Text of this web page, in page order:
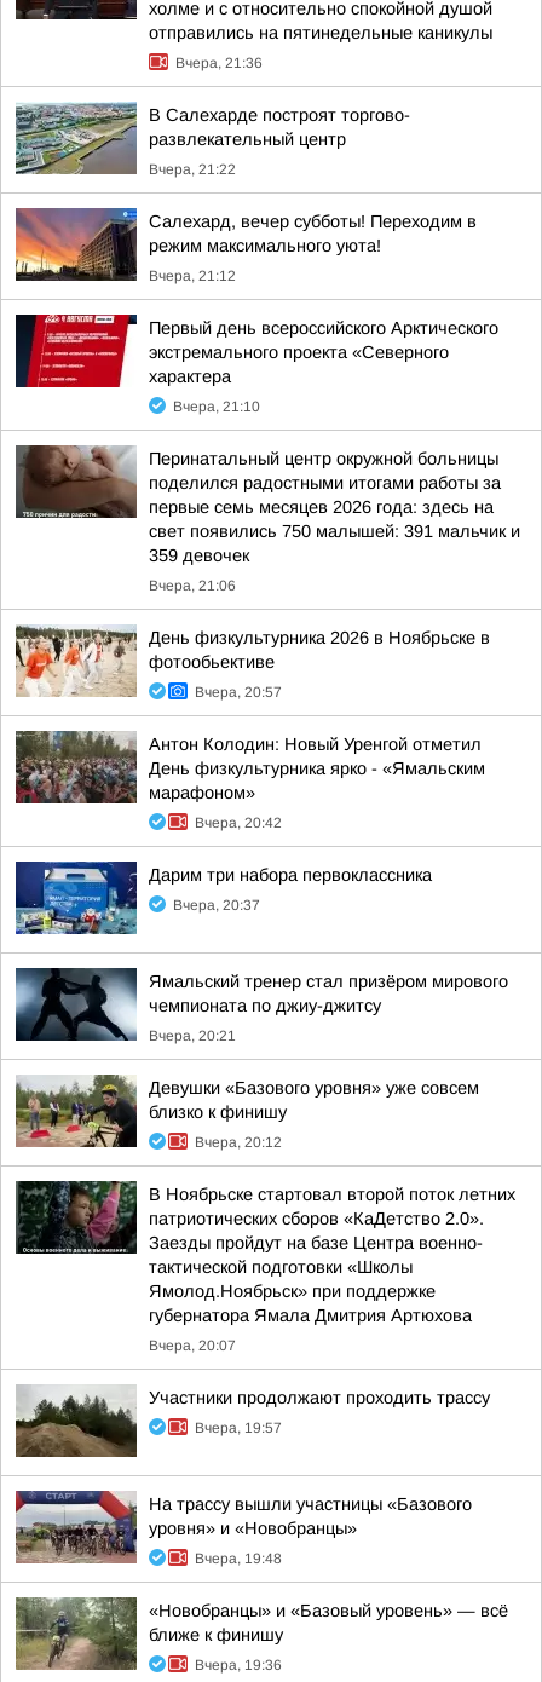
холме и с относительно спокойной душой
отправились на пятинедельные каникулы
Вчера, 21:36
В Салехарде построят торгово-
развлекательный центр
Вчера, 21:22
Салехард, вечер субботы! Переходим в
режим максимального уюта!
Вчера, 21:12
Первый день всероссийского Арктического
экстремального проекта «Северного
характера
Вчера, 21:10
Перинатальный центр окружной больницы
поделился радостными итогами работы за
первые семь месяцев 2026 года: здесь на
свет появились 750 малышей: 391 мальчик и
359 девочек
Вчера, 21:06
День физкультурника 2026 в Ноябрьске в
фотообьективе
Вчера, 20:57
Антон Колодин: Новый Уренгой отметил
День физкультурника ярко - «Ямальским
марафоном»
Вчера, 20:42
Дарим три набора первоклассника
Вчера, 20:37
Ямальский тренер стал призёром мирового
чемпионата по джиу-джитсу
Вчера, 20:21
Девушки «Базового уровня» уже совсем
близко к финишу
Вчера, 20:12
В Ноябрьске стартовал второй поток летних
патриотических сборов «КаДетство 2.0».
Заезды пройдут на базе Центра военно-
тактической подготовки «Школы
Ямолод.Ноябрьск» при поддержке
губернатора Ямала Дмитрия Артюхова
Вчера, 20:07
Участники продолжают проходить трассу
Вчера, 19:57
На трассу вышли участницы «Базового
уровня» и «Новобранцы»
Вчера, 19:48
«Новобранцы» и «Базовый уровень» — всё
ближе к финишу
Вчера, 19:36